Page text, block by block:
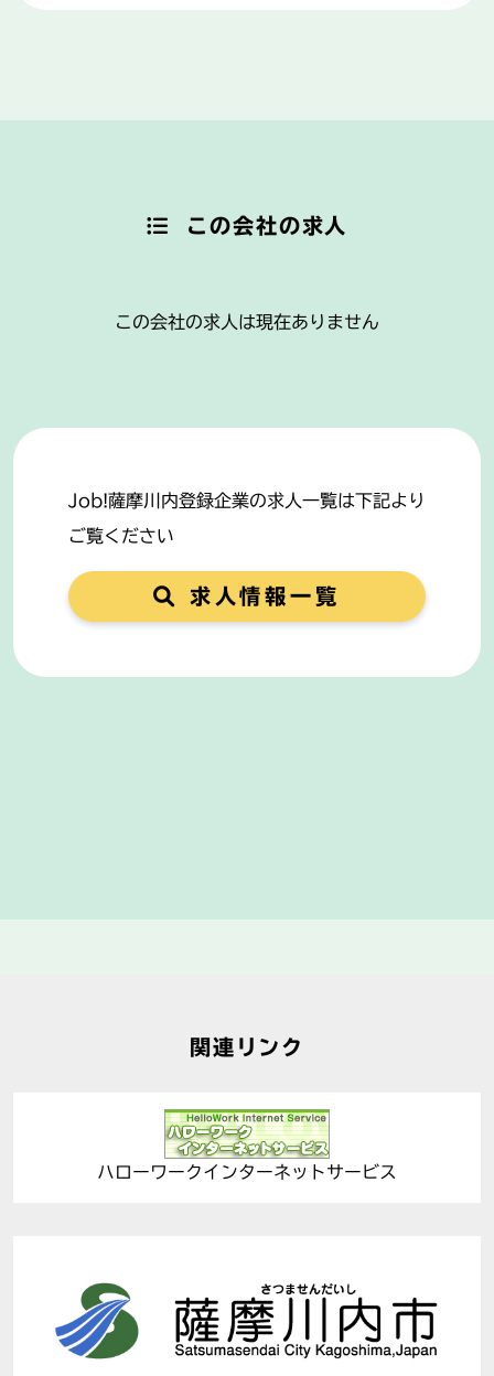
この会社の求人
この会社の求人は現在ありません
Job!薩摩川内登録企業の求人一覧は下記より
ご覧ください
求人情報一覧
関連リンク
ハローワークインターネットサービス